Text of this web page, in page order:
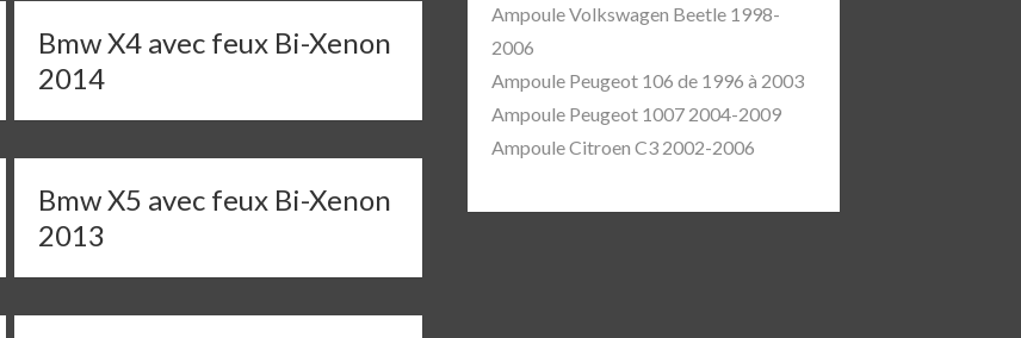
Bmw X4 avec feux Bi-Xenon
2014
Bmw X5 avec feux Bi-Xenon
2013
Ampoule Volkswagen Beetle 1998-
2006
Ampoule Peugeot 106 de 1996 à 2003
Ampoule Peugeot 1007 2004-2009
Ampoule Citroen C3 2002-2006